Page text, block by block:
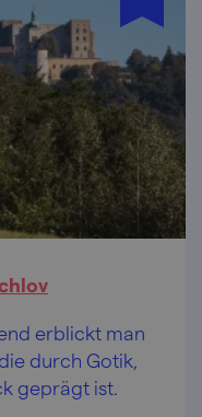
erblickt man
durch Gotik,
geprägt ist.